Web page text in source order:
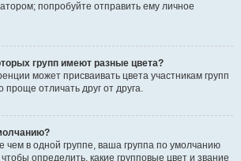
попробуйте отправить ему личное
групп имеют разные цвета?
может присваивать цвета участникам групп
проще отличать друг от друга.
чем в одной группе, ваша группа по умолчанию
определить, какие групповые цвет и звание